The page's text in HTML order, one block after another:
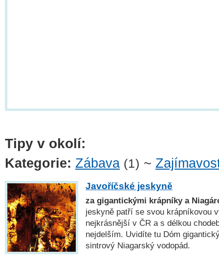
Tipy v okolí:
Kategorie: Zábava (1) ~
Javoříčské jeskyně
za gigantickými krápníky a
jeskyně patří se svou krápníkovou
nejkrásnější v ČR a s délkou
nejdelším. Uvidíte tu Dóm
sintrový Niagarský vodopád.